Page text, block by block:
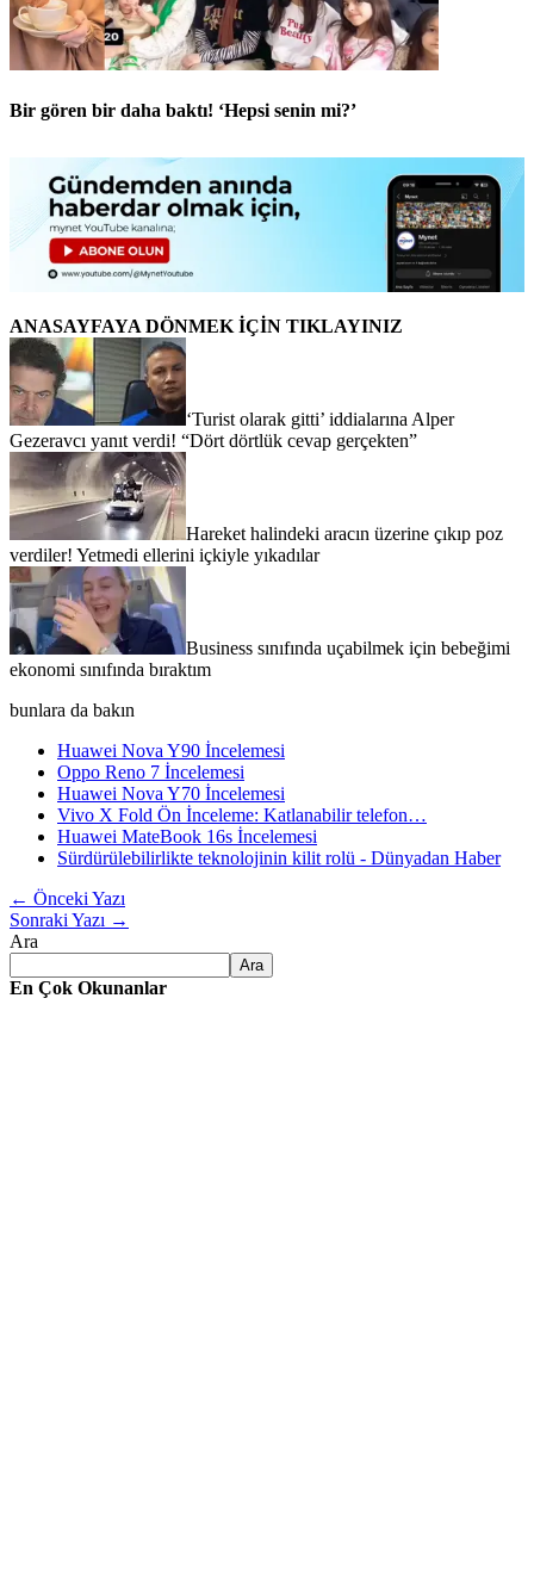
Bir gören bir daha baktı! ‘Hepsi senin mi?’
ANASAYFAYA DÖNMEK İÇİN TIKLAYINIZ
‘Turist olarak gitti’ iddialarına Alper
Gezeravcı yanıt verdi! “Dört dörtlük cevap gerçekten”
Hareket halindeki aracın üzerine çıkıp poz
verdiler! Yetmedi ellerini içkiyle yıkadılar
Business sınıfında uçabilmek için bebeğimi
ekonomi sınıfında bıraktım
bunlara da bakın
Huawei Nova Y90 İncelemesi
Oppo Reno 7 İncelemesi
Huawei Nova Y70 İncelemesi
Vivo X Fold Ön İnceleme: Katlanabilir telefon…
Huawei MateBook 16s İncelemesi
Sürdürülebilirlikte teknolojinin kilit rolü - Dünyadan Haber
← Önceki Yazı
Sonraki Yazı →
Ara
Ara
En Çok Okunanlar